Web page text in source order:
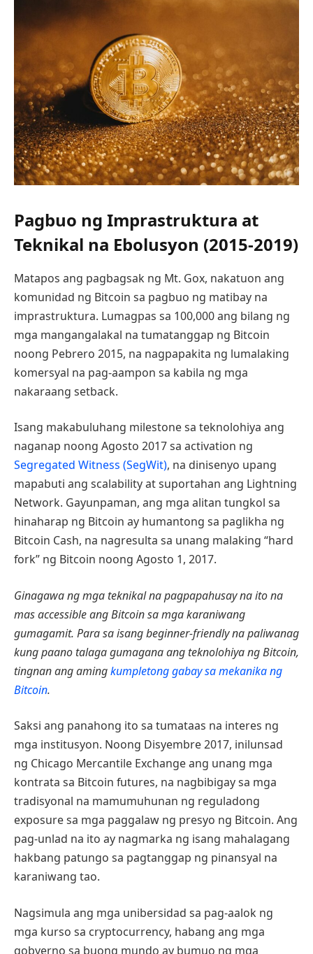
Pagbuo ng Imprastruktura at
Teknikal na Ebolusyon (2015-2019)
Matapos ang pagbagsak ng Mt. Gox, nakatuon ang
komunidad ng Bitcoin sa pagbuo ng matibay na
imprastruktura. Lumagpas sa 100,000 ang bilang ng
mga mangangalakal na tumatanggap ng Bitcoin
noong Pebrero 2015, na nagpapakita ng lumalaking
komersyal na pag-aampon sa kabila ng mga
nakaraang setback.
Isang makabuluhang milestone sa teknolohiya ang
naganap noong Agosto 2017 sa activation ng
Segregated Witness (SegWit), na dinisenyo upang
mapabuti ang scalability at suportahan ang Lightning
Network. Gayunpaman, ang mga alitan tungkol sa
hinaharap ng Bitcoin ay humantong sa paglikha ng
Bitcoin Cash, na nagresulta sa unang malaking “hard
fork” ng Bitcoin noong Agosto 1, 2017.
Ginagawa ng mga teknikal na pagpapahusay na ito na
mas accessible ang Bitcoin sa mga karaniwang
gumagamit. Para sa isang beginner-friendly na paliwanag
kung paano talaga gumagana ang teknolohiya ng Bitcoin,
tingnan ang amingkumpletong gabay sa mekanika ng
Bitcoin.
Saksi ang panahong ito sa tumataas na interes ng
mga institusyon. Noong Disyembre 2017, inilunsad
ng Chicago Mercantile Exchange ang unang mga
kontrata sa Bitcoin futures, na nagbibigay sa mga
tradisyonal na mamumuhunan ng reguladong
exposure sa mga paggalaw ng presyo ng Bitcoin. Ang
pag-unlad na ito ay nagmarka ng isang mahalagang
hakbang patungo sa pagtanggap ng pinansyal na
karaniwang tao.
Nagsimula ang mga unibersidad sa pag-aalok ng
mga kurso sa cryptocurrency, habang ang mga
gobyerno sa buong mundo ay bumuo ng mga